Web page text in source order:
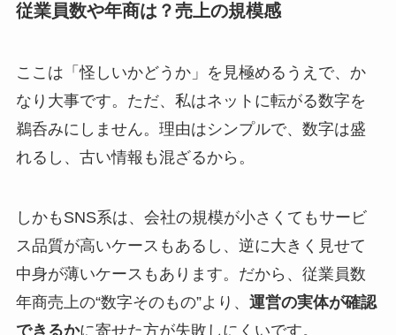
従業員数や年商は？売上の規模感
ここは「怪しいかどうか」を見極めるうえで、か
なり大事です。ただ、私はネットに転がる数字を
鵜呑みにしません。理由はシンプルで、数字は盛
れるし、古い情報も混ざるから。
しかもSNS系は、会社の規模が小さくてもサービ
ス品質が高いケースもあるし、逆に大きく見せて
中身が薄いケースもあります。だから、従業員数
年商売上の“数字そのもの”より、 運営の実体が確認
できるかに寄せた方が失敗しにくいです。